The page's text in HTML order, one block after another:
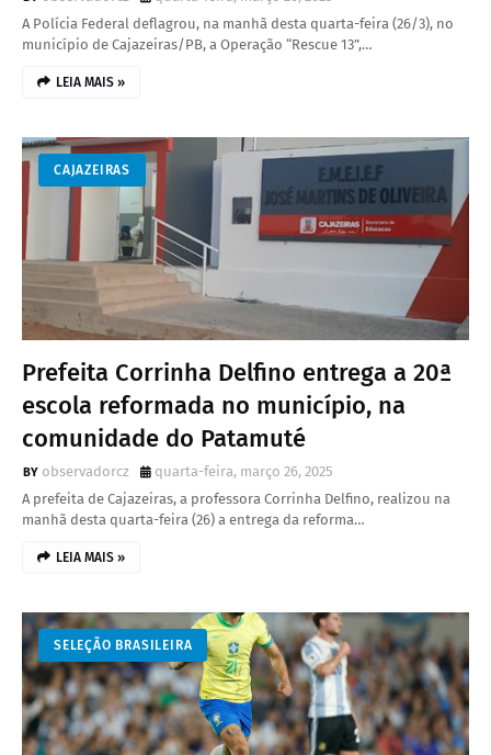
A Polícia Federal deflagrou, na manhã desta quarta-feira (26/3), no
município de Cajazeiras/PB, a Operação “Rescue 13”,…
LEIA MAIS »
CAJAZEIRAS
Prefeita Corrinha Delfino entrega a 20ª
escola reformada no município, na
comunidade do Patamuté
observadorcz
quarta-feira, março 26, 2025
A prefeita de Cajazeiras, a professora Corrinha Delfino, realizou na
manhã desta quarta-feira (26) a entrega da reforma…
LEIA MAIS »
SELEÇÃO BRASILEIRA